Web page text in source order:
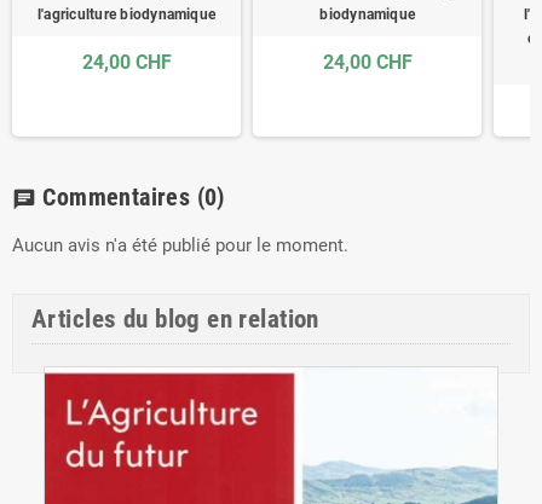
l'agriculture biodynamique
24,00 CHF
biodynamique
24,00 CHF
chat Commentaires (0)
Aucun avis n'a été publié pour le moment.
Articles du blog en relation